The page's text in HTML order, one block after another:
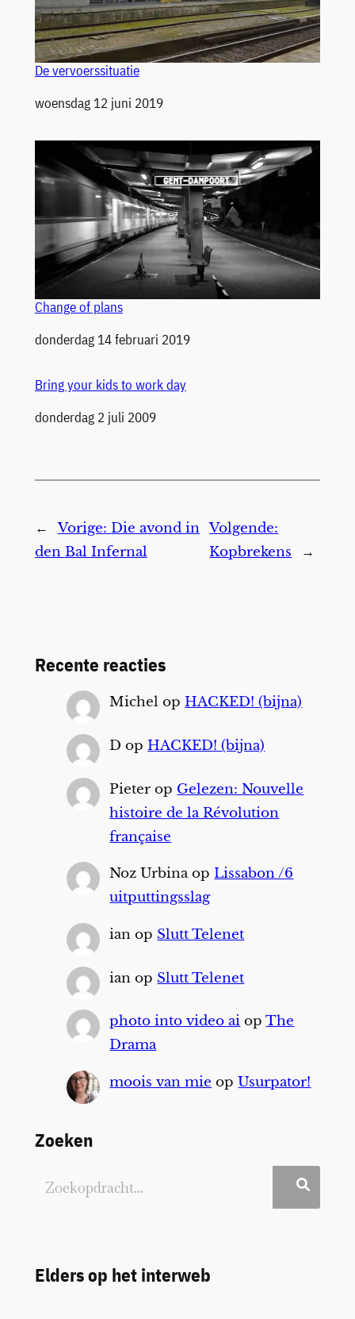
De vervoerssituatie
Datum
woensdag 12 juni 2019
Change of plans
Datum
donderdag 14 februari 2019
Bring your kids to work day
Datum
donderdag 2 juli 2009
← Vorige: Die avond in
den Bal Infernal
Volgende:
Kopbrekens
→
Recente reacties
Michel opHACKED! (bijna)
D opHACKED! (bijna)
Pieter op Gelezen: Nouvelle
histoire de la Révolution
française
Noz UrbinaopLissabon /6
uitputtingsslag
ian op Slutt Telenet
ian op Slutt Telenet
photo into video ai opThe
Drama
moois van mie opUsurpator!
Zoeken
Elders op het interweb